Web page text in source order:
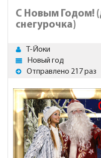
С Новым Годом!
снегурочка)
Т-Йоки
Новый год
Отправлено 217 раз